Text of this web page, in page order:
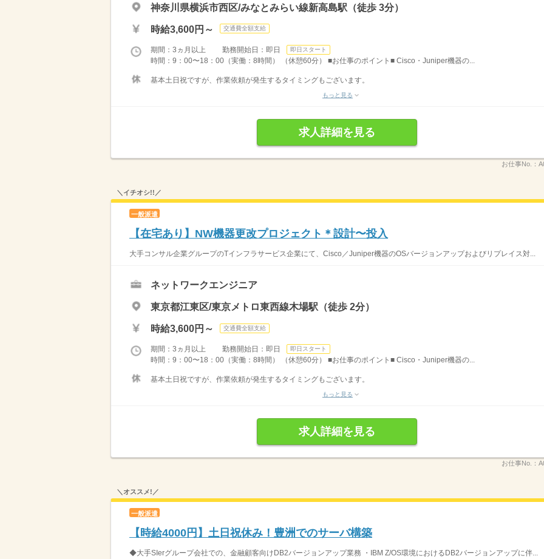
神奈川県横浜市西区/みなとみらい線新高島駅（徒歩 3分）
時給3,600円～ 交通費全額支給
期間：3ヵ月以上 勤務開始日：即日 即日スタート
時間：9：00〜18：00（実働：8時間） （休憩60分） ■お仕事のポイント■ Cisco・Juniper機器の...
基本土日祝ですが、作業依頼が発生するタイミングもございます。
もっと見る
求人詳細を見る
お仕事No.：
＼イチオシ!!／
一般派遣
【在宅あり】NW機器更改プロジェクト＊設計〜投入
大手コンサル企業グループのTインフラサービス企業にて、Cisco／Juniper機器のOSバージョンアップおよびリプレイス対...
ネットワークエンジニア
東京都江東区/東京メトロ東西線木場駅（徒歩 2分）
時給3,600円～ 交通費全額支給
期間：3ヵ月以上 勤務開始日：即日 即日スタート
時間：9：00〜18：00（実働：8時間） （休憩60分） ■お仕事のポイント■ Cisco・Juniper機器の...
基本土日祝ですが、作業依頼が発生するタイミングもございます。
もっと見る
求人詳細を見る
お仕事No.：
＼オススメ!／
一般派遣
【時給4000円】土日祝休み！豊洲でのサーバ構築
◆大手SIerグループ会社での、金融顧客向けDB2バージョンアップ業務 ・IBM Z/OS環境におけるDB2バージョンアップに伴...